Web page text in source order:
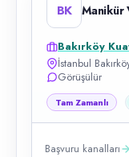
BK Manikür
Bakırköy
İstanbul
Görüşülür
Tam Zamanlı
Başvuru kanalları